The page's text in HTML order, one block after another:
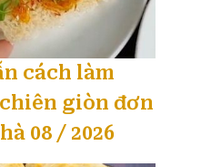
cách làm
giòn đơn
08 / 2026